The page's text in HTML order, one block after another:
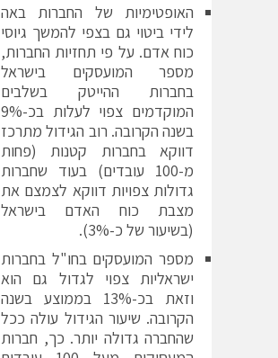
האופטימיות של החברות באה
לידי ביטוי גם בצפי להמשך גיוסי
כוח אדם. על פי תחזיות החברות,
מספר המועסקים בישראל
בחברות ההייטק בשלבים
המוקדמים צפוי לעלות בכ-9%
בשנה הקרובה. רוב הגידול מתרכז
דווקא בחברות קטנות (פחות
מ-100 עובדים) בעוד שחברות
גדולות צפויות דווקא לצמצם את
מצבת כוח האדם בישראל
(בשיעור של כ-3%).
מספר המועסקים בחו"ל בחברות
ישראליות צפוי לגדול גם הוא
וזאת בכ-13% בממוצע בשנה
הקרובה. שיעור הגידול עולה ככל
שהחברה גדולה יותר. כך, חברות